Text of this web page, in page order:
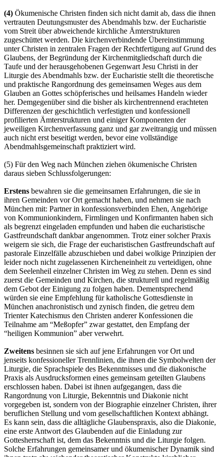
(4) Ökumenische Christen finden sich nicht damit ab, dass die ihnen
vertrauten Deutungsmuster des Abendmahls bzw. der Eucharistie
vom Streit über abweichende kirchliche Ämterstrukturen
zugeschüttet werden. Die kirchenverbindende Übereinstimmung
unter Christen in zentralen Fragen der Rechtfertigung auf Grund des
Glaubens, der Begründung der Kirchenmitgliedschaft durch die
Taufe und der herausgehobenen Gegenwart Jesu Christi in der
Liturgie des Abendmahls bzw. der Eucharistie stellt die theoretische
und praktische Rangordnung des gemeinsamen Weges aus dem
Glauben an Gottes schöpferisches und heilsames Handeln wieder
her. Demgegenüber sind die bisher als kirchentrennend erachteten
Differenzen der geschichtlich verfestigten und konfessionell
profilierten Ämterstrukturen und einiger Komponenten der
jeweiligen Kirchenverfassung ganz und gar zweitrangig und müssen
auch nicht erst beseitigt werden, bevor eine vollständige
Abendmahlsgemeinschaft praktiziert wird.
(5) Für den Weg nach München ziehen ökumenische Christen
daraus sieben Schlussfolgerungen:
Erstens bewahren sie die gemeinsamen Erfahrungen, die sie in
ihren Gemeinden vor Ort gemacht haben, und nehmen sie nach
München mit: Partner in konfessionsverbinden Ehen, Angehörige
von Kommunionkindern, Firmlingen und Konfirmanten haben sich
als begrenzt eingeladen empfunden und haben die eucharistische
Gastfreundschaft dankbar angenommen. Trotz einer solcher Praxis
weigern sie sich, die Frage der eucharistischen Gastfreundschaft auf
pastorale Einzelfälle abzuschieben und dabei wolkige Prinzipien der
leider noch nicht zugelassenen Kircheneinheit zu verteidigen, ohne
dem Seelenheil einzelner Christen im Weg zu stehen. Denn es sind
zuerst die Gemeinden und Kirchen, die strukturell und regelmäßig
dem Gebot der Einigung zu folgen haben. Dementsprechend
würden sie eine Empfehlung für katholische Gottesdienste in
München anachronistisch und zynisch finden, die getreu dem
Trienter Katechismus den Christen anderer Konfessionen die
Teilnahme am “Meßopfer” zwar gestattet, den Empfang der
“heiligen Kommunion” aber verwehrt.
Zweitens besinnen sie sich auf jene Erfahrungen vor Ort und
jenseits konfessioneller Trennlinien, die ihnen die Symbolwelten der
Liturgie, die Sprachspiele des Bekenntnisses und die diakonische
Praxis als Ausdrucksformen eines gemeinsam geteilten Glaubens
erschlossen haben. Dabei ist ihnen aufgegangen, dass die
Rangordnung von Liturgie, Bekenntnis und Diakonie nicht
vorgegeben ist, sondern von der Biographie einzelner Christen, ihrer
beruflichen Stellung und vom gesellschaftlichen Kontext abhängt.
Es kann sein, dass die alltägliche Glaubenspraxis, also die Diakonie,
eine erste Antwort des Glaubenden auf die Einladung zur
Gottesherrschaft ist, dem das Bekenntnis und die Liturgie folgen.
Solche Erfahrungen gemeinsamer und ökumenischer Dynamik sind